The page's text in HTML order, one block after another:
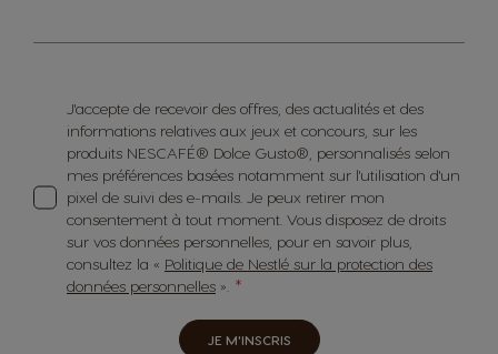
J'accepte de recevoir des offres, des actualités et des
informations relatives aux jeux et concours, sur les
produits NESCAFÉ® Dolce Gusto®, personnalisés selon
mes préférences basées notamment sur l'utilisation d'un
pixel de suivi des e-mails. Je peux retirer mon
consentement à tout moment. Vous disposez de droits
sur vos données personnelles, pour en savoir plus,
consultez la « Politique de Nestlé sur la protection des
données personnelles ».
JE M'INSCRIS